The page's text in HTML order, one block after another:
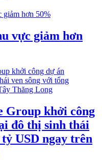
vực giảm hơn
Group khởi công
đô thị sinh thái
USD ngay trên